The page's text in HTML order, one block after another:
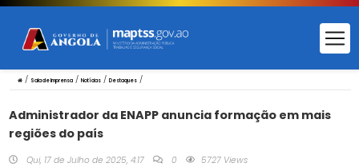
/ Sala de Imprensa/ Notícias/ Destaques/
Administrador da ENAPP anuncia formação em mais
regiões do país
Qui, 17 de Julho de 2025, 4:17 0 5727 Views